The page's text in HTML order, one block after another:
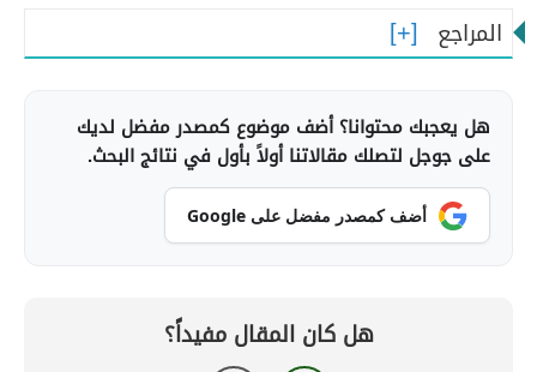
المراجع
هل يعجبك محتوانا؟ أضف موضوع كمصدر مفضل لديك
على جوجل لتصلك مقالاتنا أولاً بأول في نتائج البحث.
أضف كمصدر مفضل على Google
هل كان المقال مفيداً؟